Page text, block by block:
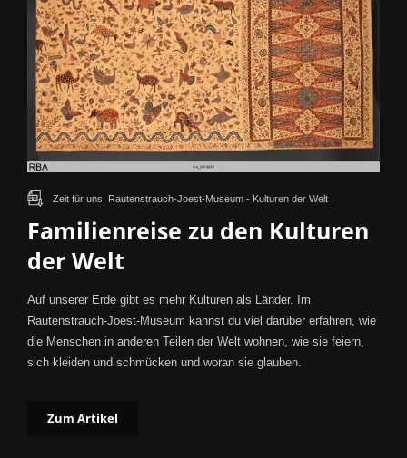
Familienreise zu den Kulturen
der Welt
Zeit für uns, Rautenstrauch-Joest-Museum - Kulturen der Welt
Auf unserer Erde gibt es mehr Kulturen als Länder. Im
Rautenstrauch-Joest-Museum kannst du viel darüber erfahren, wie
die Menschen in anderen Teilen der Welt wohnen, wie sie feiern,
sich kleiden und schmücken und woran sie glauben.
Zum Artikel